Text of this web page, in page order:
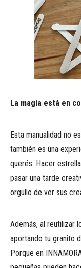
La magia está en
Esta manualidad no
también es una
querés. Hacer
pasar una tarde
orgullo de ver sus
Además, al reutilizar
aportando tu granito
Porque en